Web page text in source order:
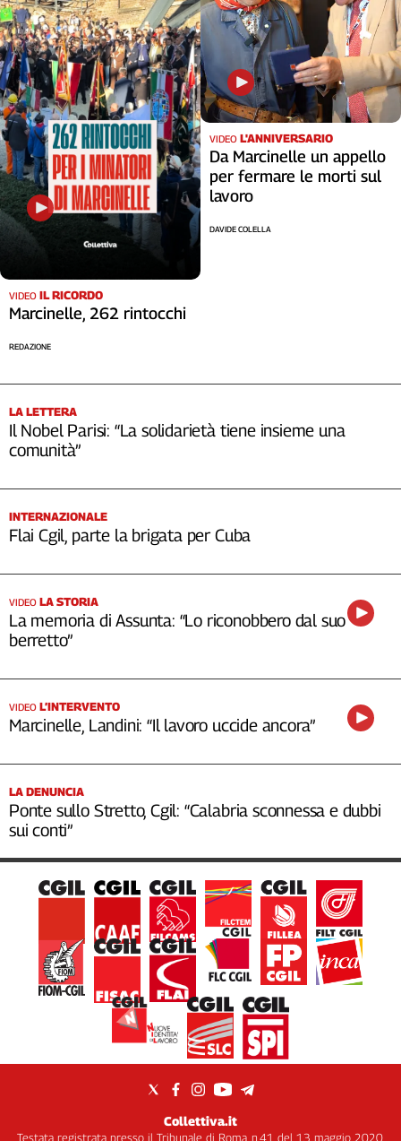
VIDEO IL RICORDO
Marcinelle, 262 rintocchi
REDAZIONE
VIDEO L'ANNIVERSARIO
Da Marcinelle un appello
per fermare le morti sul
lavoro
DAVIDE COLELLA
LA LETTERA
Il Nobel Parisi: “La solidarietà tiene insieme una
comunità”
INTERNAZIONALE
Flai Cgil, parte la brigata per Cuba
VIDEO LA STORIA
La memoria di Assunta: “Lo riconobbero dal suo
berretto”
VIDEO L’INTERVENTO
Marcinelle, Landini: “Il lavoro uccide ancora”
LA DENUNCIA
Ponte sullo Stretto, Cgil: “Calabria sconnessa e dubbi
sui conti”
Collettiva.it
Testata registrata presso il Tribunale di Roma, n.41 del 13 maggio 2020.